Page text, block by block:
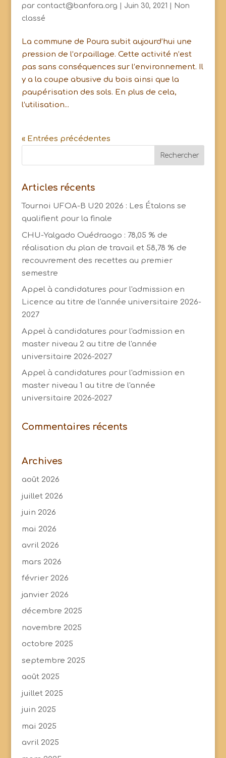
par contact@banfora.org Juin 30, 2021
Non
classé
La commune de Poura subit aujourd’hui une
pression de l’orpaillage. Cette activité n’est
pas sans conséquences sur l’environnement. Il
y a la coupe abusive du bois ainsi que la
paupérisation des sols. En plus de cela,
l’utilisation...
« Entrées précédentes
Articles récents
Tournoi UFOA-B U20 2026 : Les Étalons se
qualifient pour la finale
CHU-Yalgado Ouédraogo : 78,05 % de
réalisation du plan de travail et 58,78 % de
recouvrement des recettes au premier
semestre
Appel à candidatures pour l'admission en
Licence au titre de l'année universitaire 2026-
2027
Appel à candidatures pour l'admission en
master niveau 2 au titre de l'année
universitaire 2026-2027
Appel à candidatures pour l'admission en
master niveau 1 au titre de l'année
universitaire 2026-2027
Commentaires récents
Archives
août 2026
juillet 2026
juin 2026
mai 2026
avril 2026
mars 2026
février 2026
janvier 2026
décembre 2025
novembre 2025
octobre 2025
septembre 2025
août 2025
juillet 2025
juin 2025
mai 2025
avril 2025